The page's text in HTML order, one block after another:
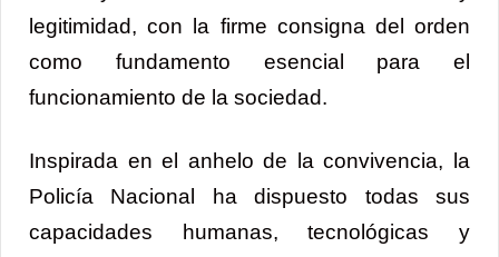
legitimidad, con la firme consigna del orden
como fundamento esencial para el
funcionamiento de la sociedad.
Inspirada en el anhelo de la convivencia, la
Policía Nacional ha dispuesto todas sus
capacidades humanas, tecnológicas y